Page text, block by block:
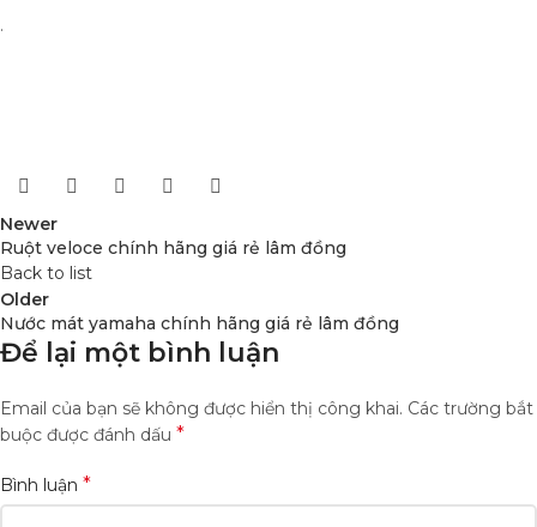
.
Newer
Ruột veloce chính hãng giá rẻ lâm đồng
Back to list
Older
Nước mát yamaha chính hãng giá rẻ lâm đồng
Để lại một bình luận
Email của bạn sẽ không được hiển thị công khai. Các trường bắt
buộc được đánh dấu *
Bình luận *